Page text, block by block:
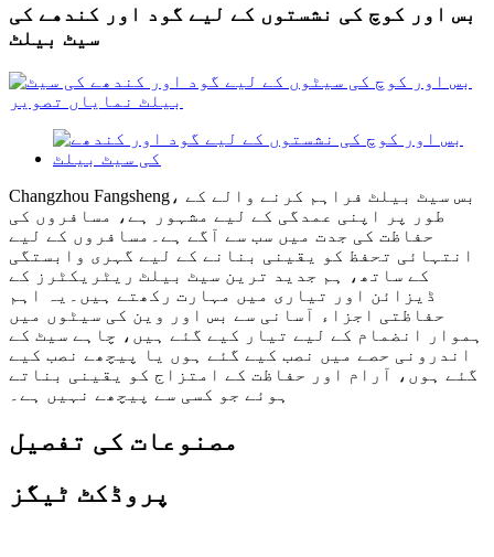
بس اور کوچ کی نشستوں کے لیے گود اور کندھے کی
سیٹ بیلٹ
Changzhou Fangsheng، بس سیٹ بیلٹ فراہم کرنے والے کے
طور پر اپنی عمدگی کے لیے مشہور ہے، مسافروں کی
حفاظت کی جدت میں سب سے آگے ہے۔مسافروں کے لیے
انتہائی تحفظ کو یقینی بنانے کے لیے گہری وابستگی
کے ساتھ، ہم جدید ترین سیٹ بیلٹ ریٹریکٹرز کے
ڈیزائن اور تیاری میں مہارت رکھتے ہیں۔یہ اہم
حفاظتی اجزاء آسانی سے بس اور وین کی سیٹوں میں
ہموار انضمام کے لیے تیار کیے گئے ہیں، چاہے سیٹ کے
اندرونی حصے میں نصب کیے گئے ہوں یا پیچھے نصب کیے
گئے ہوں، آرام اور حفاظت کے امتزاج کو یقینی بناتے
ہوئے جو کسی سے پیچھے نہیں ہے۔
مصنوعات کی تفصیل
پروڈکٹ ٹیگز